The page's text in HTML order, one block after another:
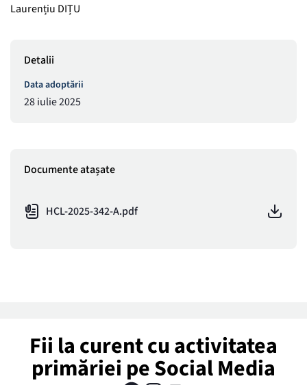
Laurențiu DIȚU
Detalii
Data adoptării
28 iulie 2025
Documente atașate
HCL-2025-342-A.pdf
Fii la curent cu activitatea
primăriei pe Social Media